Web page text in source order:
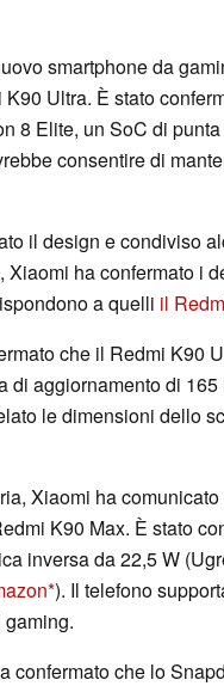
smartphone da
Ultra. È stato
8 Elite, un SoC di
consentire di
il design e condiviso
Xiaomi ha confermato i
a quelli il
che il Redmi K90
di aggiornamento di
le dimensioni dello
Xiaomi ha
K90 Max. È stato
inversa da 22,5 W
). Il telefono
confermato che lo